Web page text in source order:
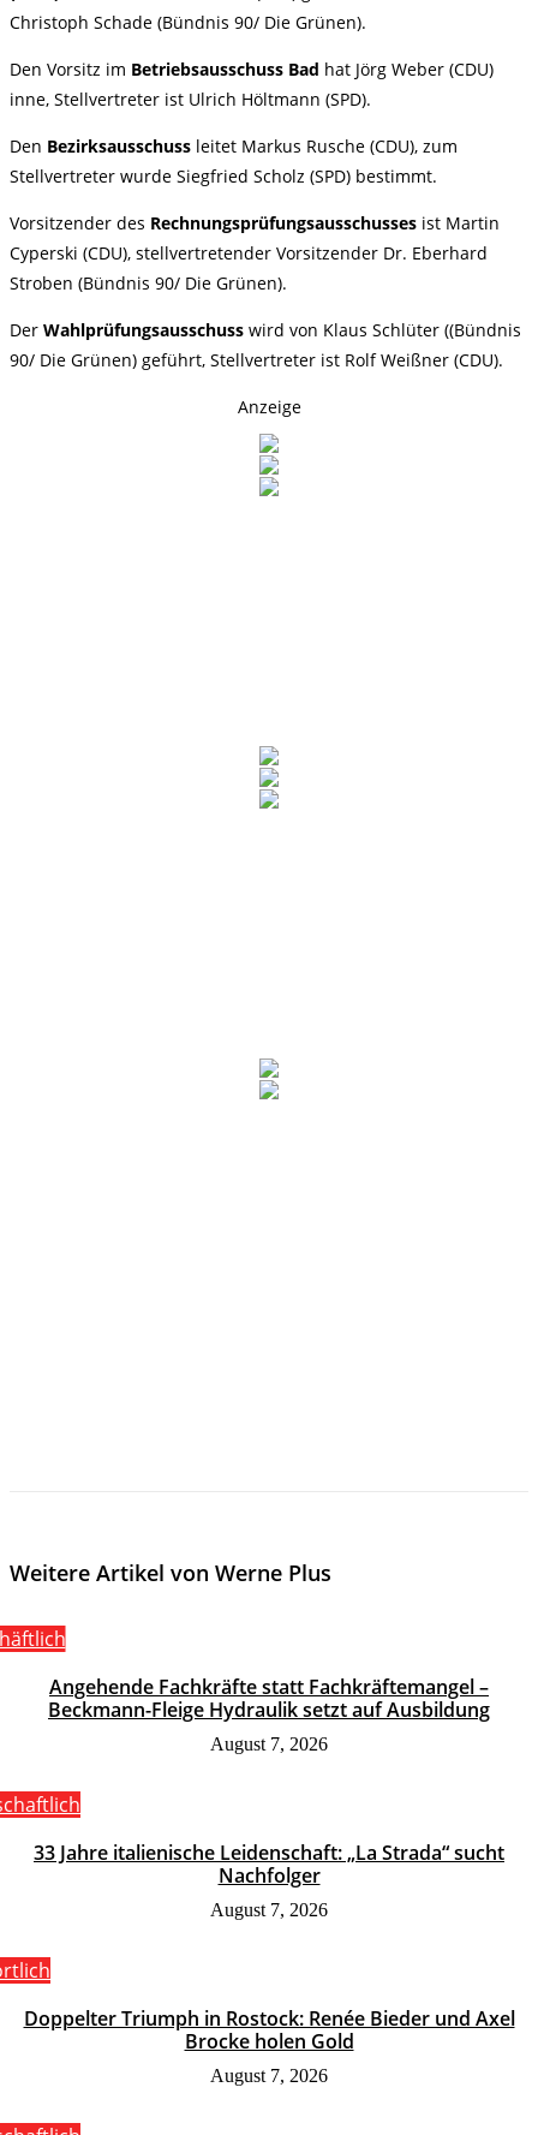
Christoph Schade (Bündnis 90/ Die Grünen).
Den Vorsitz im Betriebsausschuss Bad hat Jörg Weber (CDU)
inne, Stellvertreter ist Ulrich Höltmann (SPD).
Den Bezirksausschuss leitet Markus Rusche (CDU), zum
Stellvertreter wurde Siegfried Scholz (SPD) bestimmt.
Vorsitzender des Rechnungsprüfungsausschusses ist Martin
Cyperski (CDU), stellvertretender Vorsitzender Dr. Eberhard
Stroben (Bündnis 90/ Die Grünen).
Der Wahlprüfungsausschuss wird von Klaus Schlüter ((Bündnis
90/ Die Grünen) geführt, Stellvertreter ist Rolf Weißner (CDU).
Anzeige
Weitere Artikel von Werne Plus
Angehende Fachkräfte statt Fachkräftemangel –
Beckmann-Fleige Hydraulik setzt auf Ausbildung
August 7, 2026
33 Jahre italienische Leidenschaft: „La Strada“ sucht
Nachfolger
August 7, 2026
Doppelter Triumph in Rostock: Renée Bieder und Axel
Brocke holen Gold
August 7, 2026